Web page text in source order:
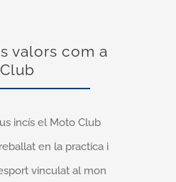
valors com a
Club
incís el Moto Club
en la practica i
vinculat al mon